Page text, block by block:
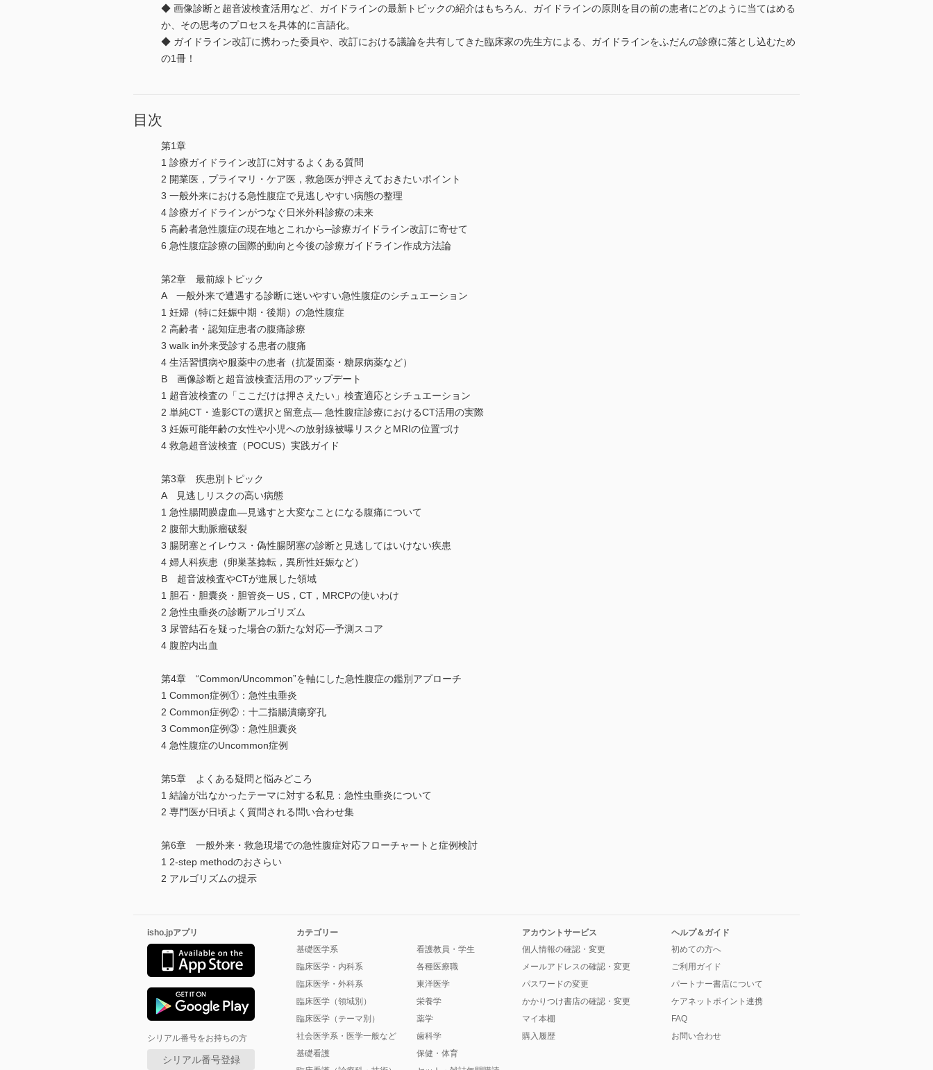
◆ 画像診断と超音波検査活用など、ガイドラインの最新トピックの紹介はもちろん、ガイドラインの原則を目の前の患者にどのように当てはめる
か、その思考のプロセスを具体的に言語化。
◆ ガイドライン改訂に携わった委員や、改訂における議論を共有してきた臨床家の先生方による、ガイドラインをふだんの診療に落とし込むため
の1冊！
目次
第1章
1 診療ガイドライン改訂に対するよくある質問
2 開業医，プライマリ・ケア医，救急医が押さえておきたいポイント
3 一般外来における急性腹症で見逃しやすい病態の整理
4 診療ガイドラインがつなぐ日米外科診療の未来
5 高齢者急性腹症の現在地とこれから─診療ガイドライン改訂に寄せて
6 急性腹症診療の国際的動向と今後の診療ガイドライン作成方法論
第2章 最前線トピック
A 一般外来で遭遇する診断に迷いやすい急性腹症のシチュエーション
1 妊婦（特に妊娠中期・後期）の急性腹症
2 高齢者・認知症患者の腹痛診療
3 walk in外来受診する患者の腹痛
4 生活習慣病や服薬中の患者（抗凝固薬・糖尿病薬など）
B 画像診断と超音波検査活用のアップデート
1 超音波検査の「ここだけは押さえたい」検査適応とシチュエーション
2 単純CT・造影CTの選択と留意点― 急性腹症診療におけるCT活用の実際
3 妊娠可能年齢の女性や小児への放射線被曝リスクとMRIの位置づけ
4 救急超音波検査（POCUS）実践ガイド
第3章 疾患別トピック
A 見逃しリスクの高い病態
1 急性腸間膜虚血―見逃すと大変なことになる腹痛について
2 腹部大動脈瘤破裂
3 腸閉塞とイレウス・偽性腸閉塞の診断と見逃してはいけない疾患
4 婦人科疾患（卵巣茎捻転，異所性妊娠など）
B 超音波検査やCTが進展した領域
1 胆石・胆囊炎・胆管炎─ US，CT，MRCPの使いわけ
2 急性虫垂炎の診断アルゴリズム
3 尿管結石を疑った場合の新たな対応―予測スコア
4 腹腔内出血
第4章 “Common/Uncommon”を軸にした急性腹症の鑑別アプローチ
1 Common症例①：急性虫垂炎
2 Common症例②：十二指腸潰瘍穿孔
3 Common症例③：急性胆囊炎
4 急性腹症のUncommon症例
第5章 よくある疑問と悩みどころ
1 結論が出なかったテーマに対する私見：急性虫垂炎について
2 専門医が日頃よく質問される問い合わせ集
第6章 一般外来・救急現場での急性腹症対応フローチャートと症例検討
1 2-step methodのおさらい
2 アルゴリズムの提示
isho.jpアプリ
シリアル番号をお持ちの方
シリアル番号登録
カテゴリー
基礎医学系
臨床医学・内科系
臨床医学・外科系
臨床医学（領域別）
臨床医学（テーマ別）
社会医学系・医学一般など
基礎看護
看護教員・学生
各種医療職
東洋医学
栄養学
薬学
歯科学
保健・体育
アカウントサービス
個人情報の確認・変更
メールアドレスの確認・変更
パスワードの変更
かかりつけ書店の確認・変更
マイ本棚
購入履歴
ヘルプ＆ガイド
初めての方へ
ご利用ガイド
パートナー書店について
ケアネットポイント連携
FAQ
お問い合わせ